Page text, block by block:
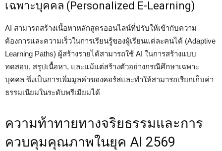
เฉพาะบุคคล (Personalized E-Learning)
AI สามารถสร้างเนื้อหาหลักสูตรออนไลน์ที่ปรับให้เข้ากับความ
ต้องการและความเร็วในการเรียนรู้ของผู้เรียนแต่ละคนได้ (Adaptive
Learning Paths) ผู้สร้างรายได้สามารถใช้ AI ในการสร้างแบบ
ทดสอบ, สรุปเนื้อหา, และแม้แต่สร้างตัวอย่างกรณีศึกษาเฉพาะ
บุคคล ซึ่งเป็นการเพิ่มมูลค่าของคอร์สและทำให้สามารถเรียกเก็บค่า
ธรรมเนียมในระดับพรีเมียมได้
ความท้าทายทางจริยธรรมและการ
ควบคุมคุณภาพในยุค AI 2569